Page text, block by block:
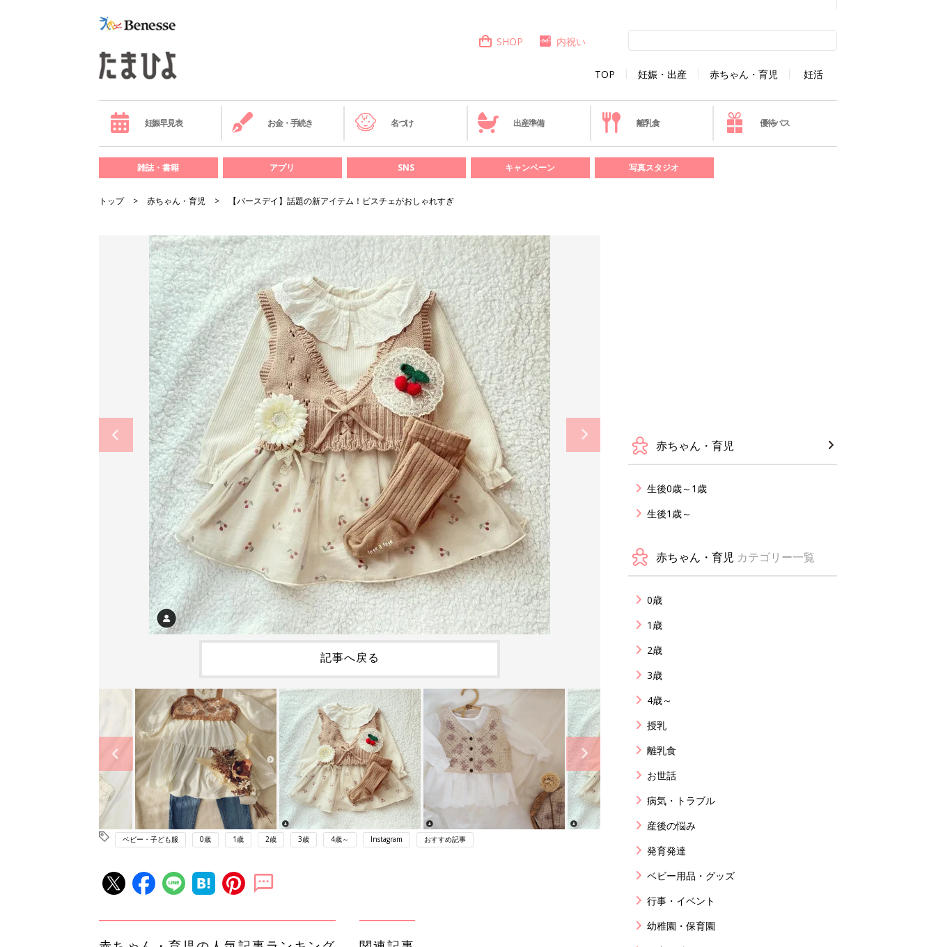
TOP 妊娠・出産 赤ちゃん・育児 妊活
SHOP 内祝い
妊娠早見表 お金・手続き 名づけ 出産準備 離乳食 優待パス
雑誌・書籍 アプリ SNS キャンペーン 写真スタジオ
トップ 赤ちゃん・育児 【バースデイ】話題の新アイテム！ビスチェがおしゃれすぎ
記事へ戻る
ベビー・子ども服 0歳 1歳 2歳 3歳 4歳～ Instagram おすすめ記事
赤ちゃん・育児
生後0歳～1歳
生後1歳～
赤ちゃん・育児 カテゴリー一覧
0歳
1歳
2歳
3歳
4歳～
授乳
離乳食
お世話
病気・トラブル
産後の悩み
発育発達
ベビー用品・グッズ
行事・イベント
幼稚園・保育園